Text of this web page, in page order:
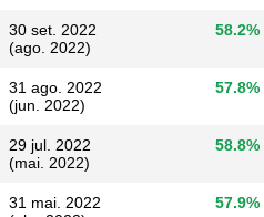
30 set. 2022
(ago. 2022)
58.2%
31 ago. 2022
(jun. 2022)
57.8%
29 jul. 2022
(mai. 2022)
58.8%
31 mai. 2022
57.9%